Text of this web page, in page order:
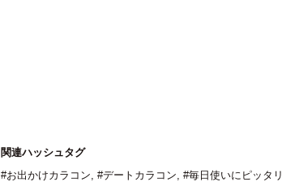
関連ハッシュタグ
#お出かけカラコン, #デートカラコン, #毎日使いにピッタリ